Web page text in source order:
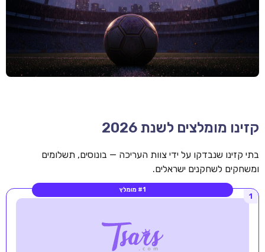
צור קשר
בלוג וחדשות
ביקורות
מדריכים
קזינו מומלצים לשנת 2026
בתי קזינו שנבדקו על ידי צוות העריכה — בונוסים, תשלומים
ומשחקים לשחקנים ישראלים.
#1 מומלץ
1